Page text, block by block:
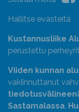
Hallitse evästeitä
Kustannusliike
perustettu
Viiden kunnan
vakiinnuttanut
Sastamalassa,